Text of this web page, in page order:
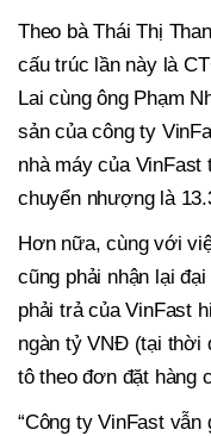
Theo bà Thái Thị
cấu trúc lần này là
Lai cùng ông Phạm
sản của công ty
nhà máy của
chuyển nhượng là
Hơn nữa, cùng với
cũng phải nhận lại
phải trả của VinFast
ngàn tỷ VNĐ (tại thời
tô theo đơn đặt hàng
“Công ty VinFast